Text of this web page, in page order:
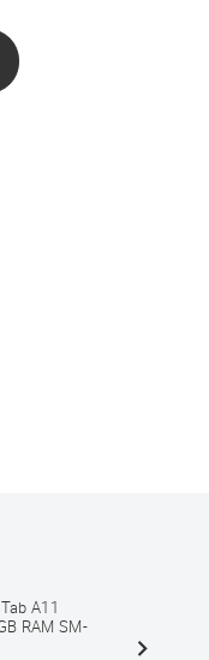
A11
RAM SM-